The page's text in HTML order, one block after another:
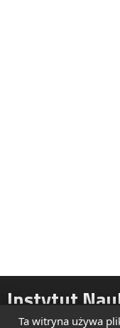
Ta witryna używa
Instytut
ul. Żytnia 39